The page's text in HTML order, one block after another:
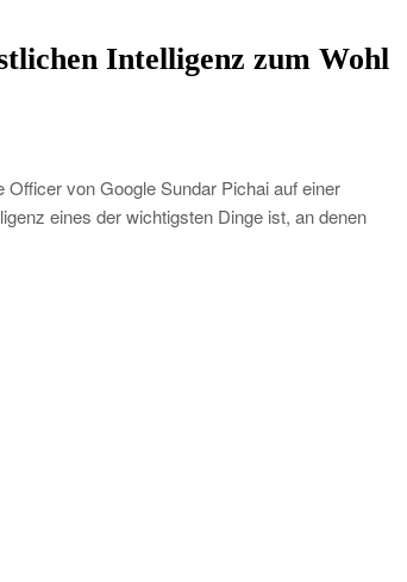
Intelligenz zum Wohl
von Google Sundar Pichai auf einer
eines der wichtigsten Dinge ist, an denen